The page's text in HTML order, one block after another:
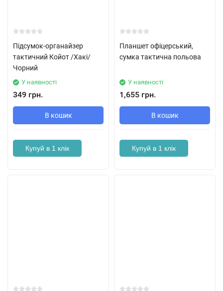
Підсумок-органайзер
тактичний Койот /Хакі/
Чорний
У наявності
349 грн.
В кошик
Купуй в 1 клік
Планшет офіцерський,
сумка тактична польова
У наявності
1,655 грн.
В кошик
Купуй в 1 клік